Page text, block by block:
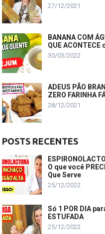
27/12/2021
BANANA COM
QUE ACONTECE
30/03/2022
ADEUS PÃO
ZERO FARINHA
28/12/2021
POSTS RECENTES
O que você
Que Serve
25/12/2022
Só 1 POR DIA
ESTUFADA
25/12/2022